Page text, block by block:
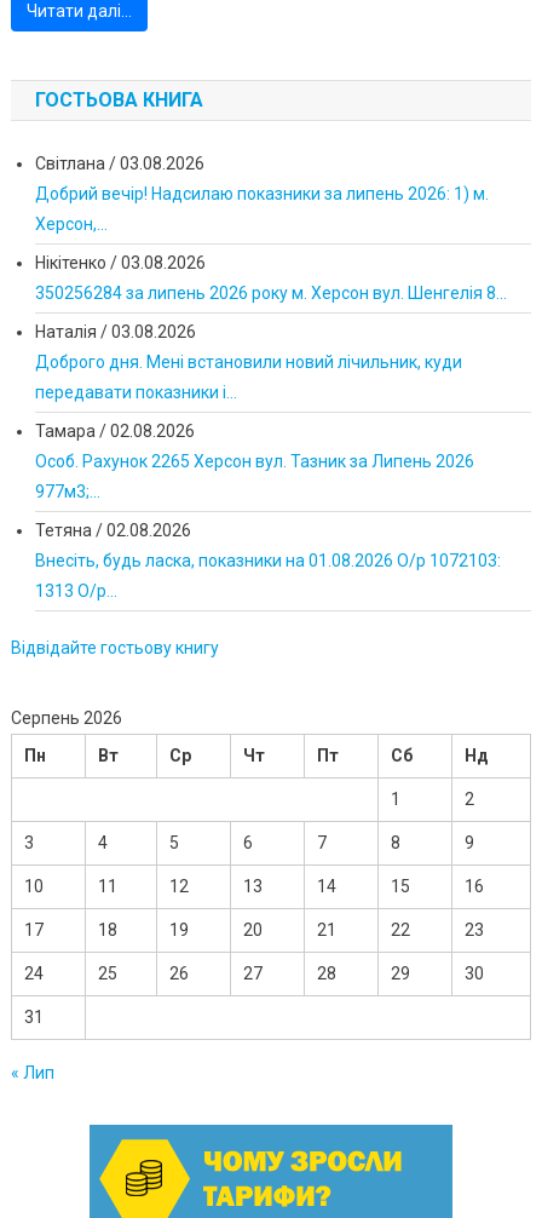
Читати далі…
ГОСТЬОВА КНИГА
Світлана /03.08.2026
Добрий вечір! Надсилаю показники за липень 2026: 1) м.
Херсон,...
Нікітенко /03.08.2026
350256284 за липень 2026 року м. Херсон вул. Шенгелія 8...
Наталія /03.08.2026
Доброго дня. Мені встановили новий лічильник, куди
передавати показники і...
Тамара /02.08.2026
Особ. Рахунок 2265 Херсон вул. Тазник за Липень 2026
977м3;...
Тетяна /02.08.2026
Внесіть, будь ласка, показники на 01.08.2026 О/р 1072103:
1313 О/р...
Відвідайте гостьову книгу
Серпень 2026
Пн
Вт Ср Чт Пт Сб Нд
1 2
3 4 5 6 7 8 9
10 11 12 13 14 15 16
17 18 19 20 21 22 23
24 25 26 27 28 29 30
31
« Лип